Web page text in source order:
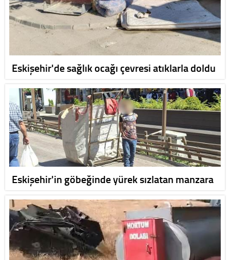
Eskişehir'de sağlık ocağı çevresi atıklarla doldu
Eskişehir'in göbeğinde yürek sızlatan manzara